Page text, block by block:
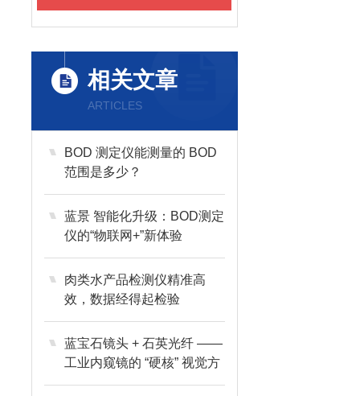
相关文章
ARTICLES
BOD 测定仪能测量的 BOD
范围是多少？
蓝景 智能化升级：BOD测定
仪的“物联网+”新体验
肉类水产品检测仪精准高
效，数据经得起检验
蓝宝石镜头 + 石英光纤 ——
工业内窥镜的 “硬核” 视觉方
案